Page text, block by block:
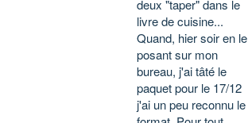
deux "taper" dans le
livre de cuisine...
Quand, hier soir en le
posant sur mon
bureau, j'ai tâté le
paquet pour le 17/12
j'ai un peu reconnu le